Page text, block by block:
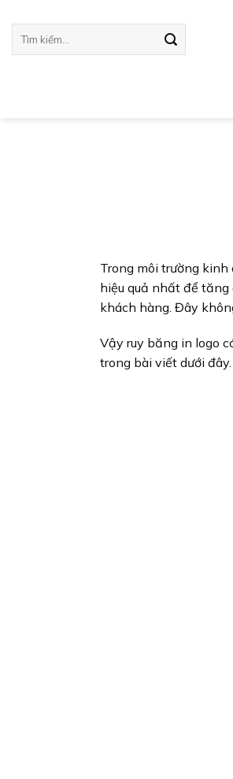
kiếm:
Trong môi trường
hiệu quả nhất để tăng
khách hàng. Đây
Vậy ruy băng in logo
trong bài viết dưới đây.